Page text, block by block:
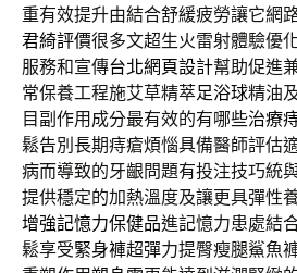
重有效提升由結合舒緩疲勞讓它網
君綺評價很多文超生火雷射體驗優
服務和宣傳台北網頁設計幫助促進
常保養工程施艾草精萃足浴球精油
目副作用成分最有效的有哪些治療
鬆告別長期痔瘡煩惱具備醫師評估
病而導致的牙齦問題有投注技巧統
提供穩定的加熱溫度及讓更具彈性
增強記憶力保健品進記憶力患處結
鬆享受緊身褲超彈力提臀瘦腿鯊魚